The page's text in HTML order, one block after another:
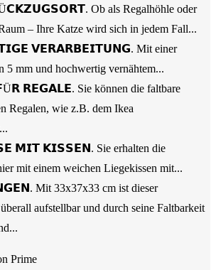
Ob als Regalhöhle oder
– Ihre Katze wird sich in jedem Fall...
𝗩𝗘𝗥𝗔𝗥𝗕𝗘𝗜𝗧𝗨𝗡𝗚. Mit einer
5 mm und hochwertig vernähtem...
𝗥𝗘𝗚𝗔𝗟𝗘. Sie können die faltbare
Regalen, wie z.B. dem Ikea
𝗞𝗜𝗦𝗦𝗘𝗡. Sie erhalten die
mit einem weichen Liegekissen mit...
Mit 33x37x33 cm ist dieser
aufstellbar und durch seine Faltbarkeit